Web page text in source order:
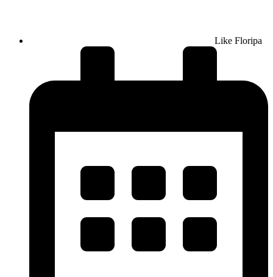
Like Floripa